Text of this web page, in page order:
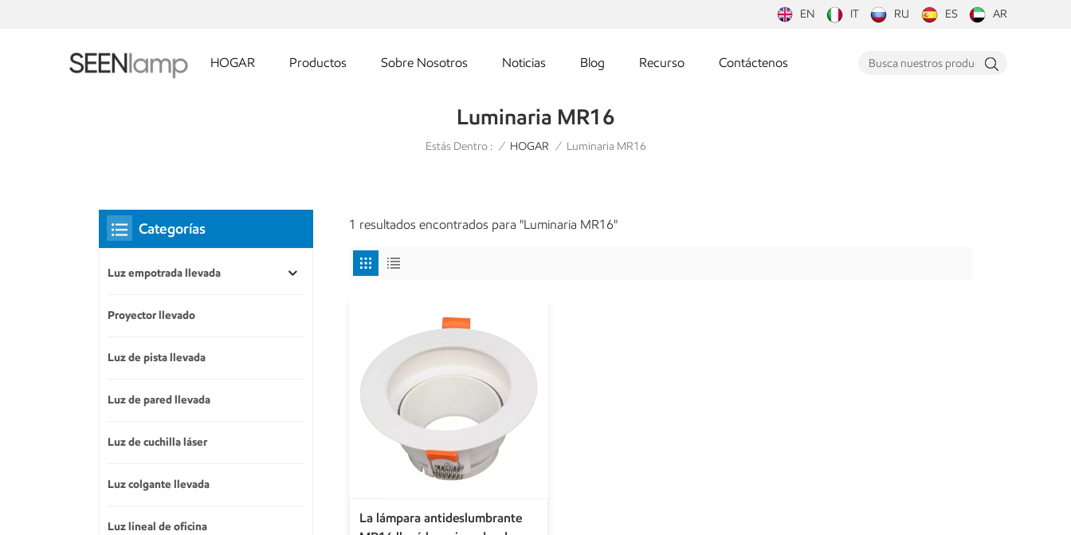
EN IT RU ES AR
HOGAR Productos Sobre Nosotros Noticias Blog Recurso Contáctenos
Luminaria MR16
Estás Dentro : / HOGAR / Luminaria MR16
1 resultados encontrados para "Luminaria MR16"
La lámpara antideslumbrante
Categorías
Luz empotrada llevada
Proyector llevado
Luz de pista llevada
Luz de pared llevada
Luz de cuchilla láser
Luz colgante llevada
Luz lineal de oficina